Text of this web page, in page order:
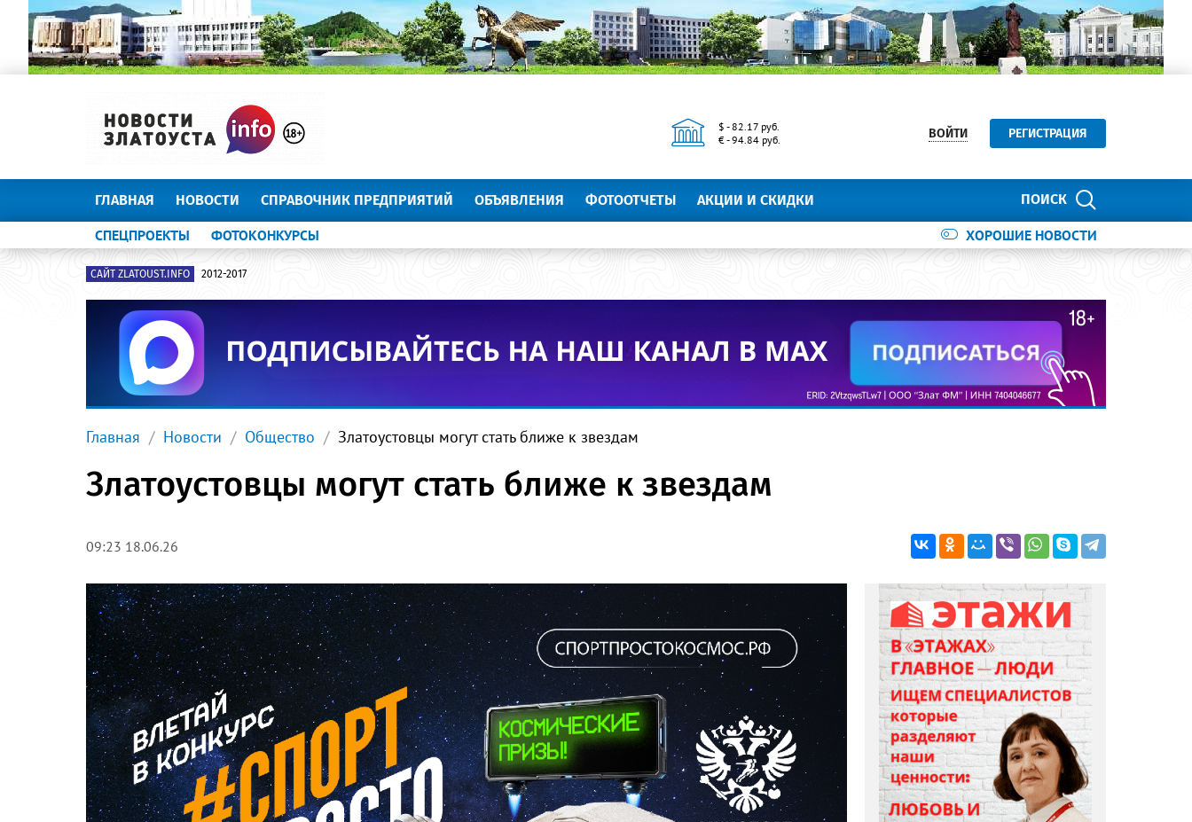
$ - 82.17 руб.
€ - 94.84 руб.
ВОЙТИ РЕГИСТРАЦИЯ
ПОИСК
ГЛАВНАЯ НОВОСТИ СПРАВОЧНИК ПРЕДПРИЯТИЙ ОБЪЯВЛЕНИЯ ФОТООТЧЕТЫ АКЦИИ И СКИДКИ
ХОРОШИЕ НОВОСТИ
СПЕЦПРОЕКТЫ ФОТОКОНКУРСЫ
САЙТ ZLATOUST.INFO 2012-2017
Главная Новости Общество Златоустовцы могут стать ближе к звездам
Златоустовцы могут стать ближе к звездам
09:23 18.06.26